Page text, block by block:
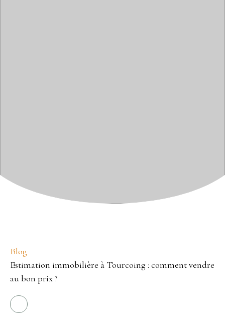
Blog
Estimation immobilière à Tourcoing : comment vendre
au bon prix ?